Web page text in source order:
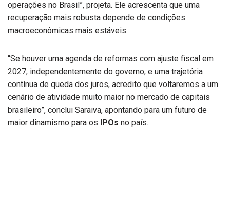
operações no Brasil”, projeta. Ele acrescenta que uma
recuperação mais robusta depende de condições
macroeconômicas mais estáveis.
“Se houver uma agenda de reformas com ajuste fiscal em
2027, independentemente do governo, e uma trajetória
contínua de queda dos juros, acredito que voltaremos a um
cenário de atividade muito maior no mercado de capitais
brasileiro”, conclui Saraiva, apontando para um futuro de
maior dinamismo para os IPOs no país.